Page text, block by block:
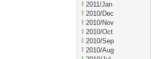
2011/Jan
2010/Dec
2010/Nov
2010/Oct
2010/Sep
2010/Aug